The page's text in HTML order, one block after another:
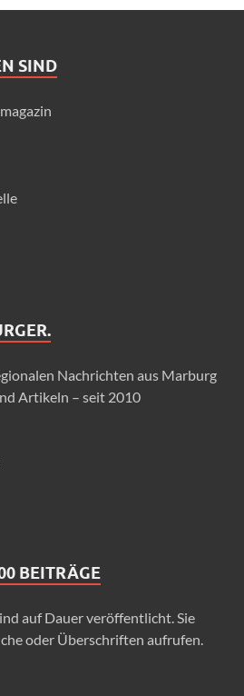
SIND
Nachrichten aus Marburg
Artikeln – seit 2010
BEITRÄGE
auf Dauer veröffentlicht. Sie
oder Überschriften aufrufen.